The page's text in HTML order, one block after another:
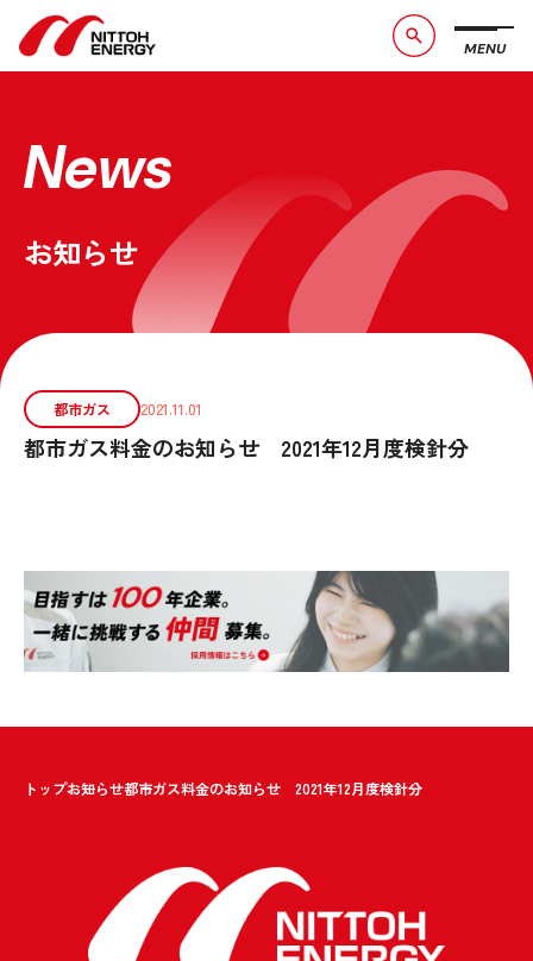
MENU
ブランドメッセージ
事業紹介
お問い合わせ
サービスサイト
News
お知らせ
都市ガス 2021.11.01
都市ガス料金のお知らせ 2021年12月度検針分
トップお知らせ都市ガス料金のお知らせ 2021年12月度検針分